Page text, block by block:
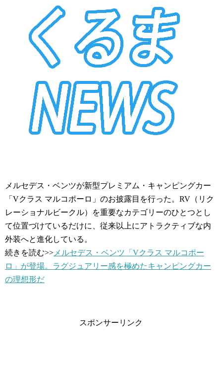
メルセデス・ベンツが新型プレミアム・キャンピングカー
「Vクラス マルコポーロ」のお披露目を行った。RV（リク
レーショナルビークル）を重要なカテゴリーのひとつとし
て位置づけているだけに、従来以上にアトラクティブな内
外装へと進化している。
続きを読む>> メルセデス・ベンツ「Vクラス マルコポー
ロ」が登場。ラグジュアリー感を極めたキャンピングカー
の理想形だ
スポンサーリンク